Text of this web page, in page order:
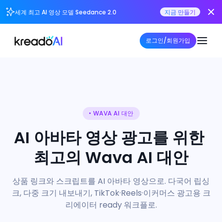
세계 최고 AI 영상 모델 Seedance 2.0 지금 만들기
로그인/회원가입
• WAVA AI 대안
AI 아바타 영상 광고를 위한
최고의 Wava AI 대안
상품 링크와 스크립트를 AI 아바타 영상으로. 다국어 립싱
크, 다중 크기 내보내기, TikTok·Reels·이커머스 광고용 크
리에이터 ready 워크플로.